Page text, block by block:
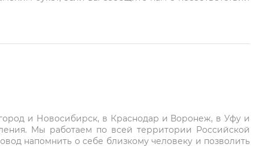
и Новосибирск, в Краснодар и Воронеж, в Уфу и
Мы работаем по всей территории Российской
напомнить о себе близкому человеку и позволить